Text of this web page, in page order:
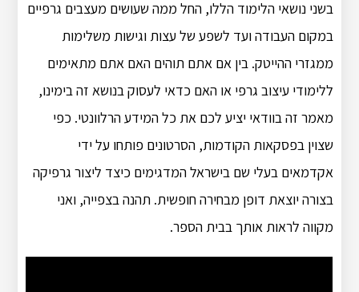
בשני נושאי הלימוד הללו, החל ממה שעושים מעצבים גרפיים
במקום העבודה ועד לשפע של עצות וגישות משלימות
ממגזרי ההייטק. בין אם אתם תוהים האם אתם מתאימים
ללימודי עיצוב גרפי או האם כדאי לעסוק בנושא זה בימינו,
מאמר זה בוודאי יציע לכם את כל המידע הרלוונטי. כפי
שצוין בפסקאות הקודמות, הסרטונים פותחו על ידי
אקדמאים בעלי שם בישראל המדגימים כיצד ליצור גרפיקה
בצורה יוצאת דופן מבחירה חופשית. תהנה בצפייה, ואני
מקווה לראות אותך בבית הספר.